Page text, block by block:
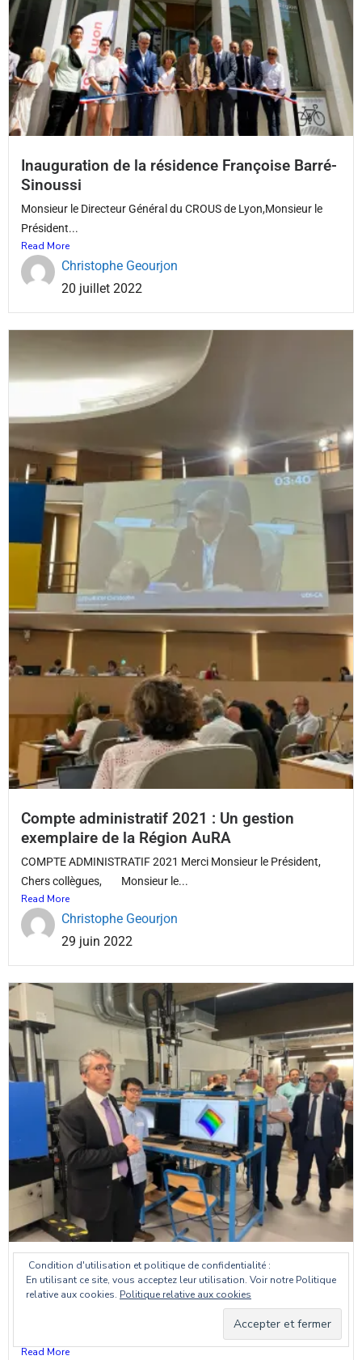
Inauguration de la résidence Françoise Barré-
Sinoussi
Monsieur le Directeur Général du CROUS de Lyon,Monsieur le
Président...
Read More
Christophe Geourjon
20 juillet 2022
Compte administratif 2021 : Un gestion
exemplaire de la Région AuRA
COMPTE ADMINISTRATIF 2021 Merci Monsieur le Président,
Chers collègues, Monsieur le...
Read More
Christophe Geourjon
29 juin 2022
Inauguration de la plateforme régionale I-
MAST
Read More
Condition d'utilisation et politique de confidentialité :
En utilisant ce site, vous acceptez leur utilisation. Voir notre Politique
relative aux cookies. Politique relative aux cookies